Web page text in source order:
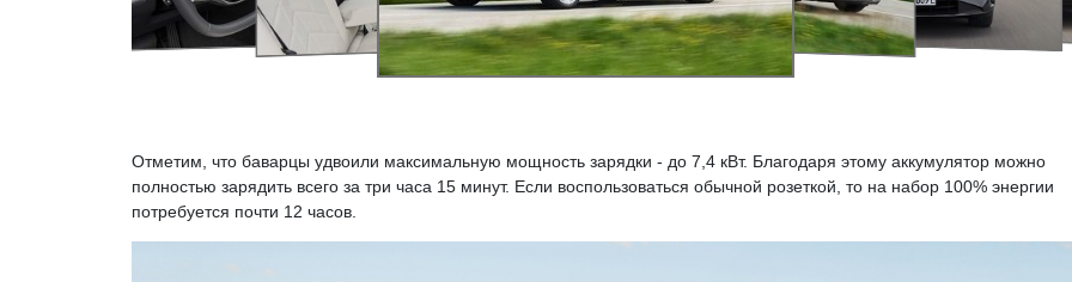
Отметим, что баварцы удвоили максимальную мощность зарядки - до 7,4 кВт. Благодаря этому аккумулятор можно
полностью зарядить всего за три часа 15 минут. Если воспользоваться обычной розеткой, то на набор 100% энергии
потребуется почти 12 часов.